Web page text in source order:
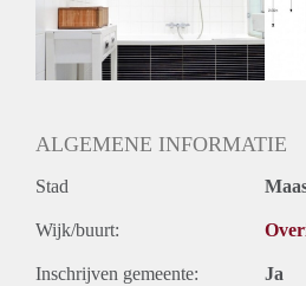
ALGEMENE INFORMATIE
Stad
Wijk/buurt:
Inschrijven gemeente: Ja